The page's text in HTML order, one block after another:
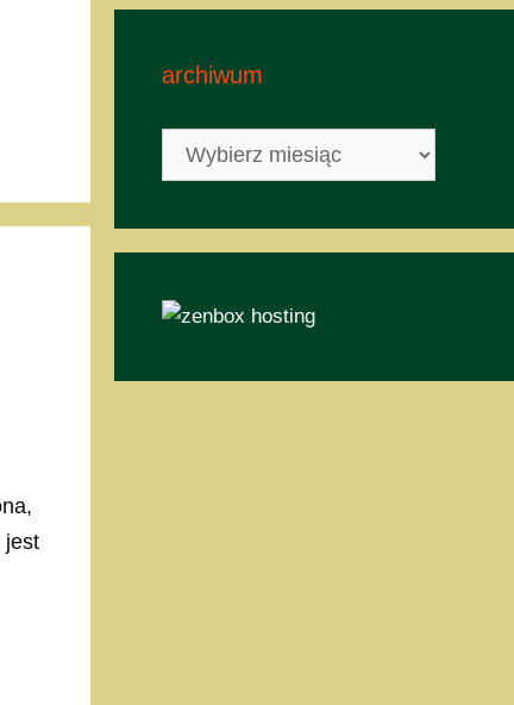
jest
archiwum
archiwum